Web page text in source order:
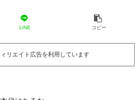
LINE コピー
リエイト広告を利用しています